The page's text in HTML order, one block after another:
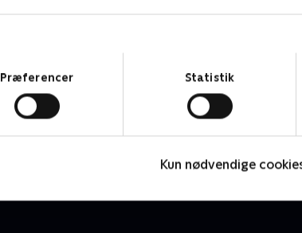
Præferencer Statistik
Kun nødvendige